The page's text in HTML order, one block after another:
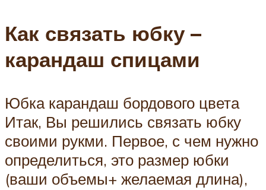
Как связать юбку –
карандаш спицами
Юбка карандаш бордового цвета
Итак, Вы решились связать юбку
своими рукми. Первое, с чем нужно
определиться, это размер юбки
(ваши объемы+ желаемая длина),